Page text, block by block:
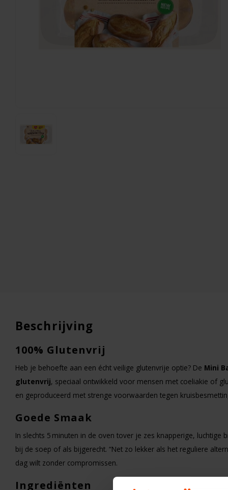
Ciabatta Rustica 4 Stuks - Glutenvrij
Beschrijving
100% Glutenvrij
Heb je behoefte aan een écht veilige glutenvrije optie? De Mini
glutenvrij, speciaal ontwikkeld voor mensen met coeliakie of
en geproduceerd met strenge voorwaarden tegen
Goede Smaak
In slechts 5 minuten in de oven tover je zes knapperige,
bij de soep of als bijgerecht. “Net zo lekker als het reguliere
dag wilt zonder compromissen.
Ingrediënten
Op voorraad